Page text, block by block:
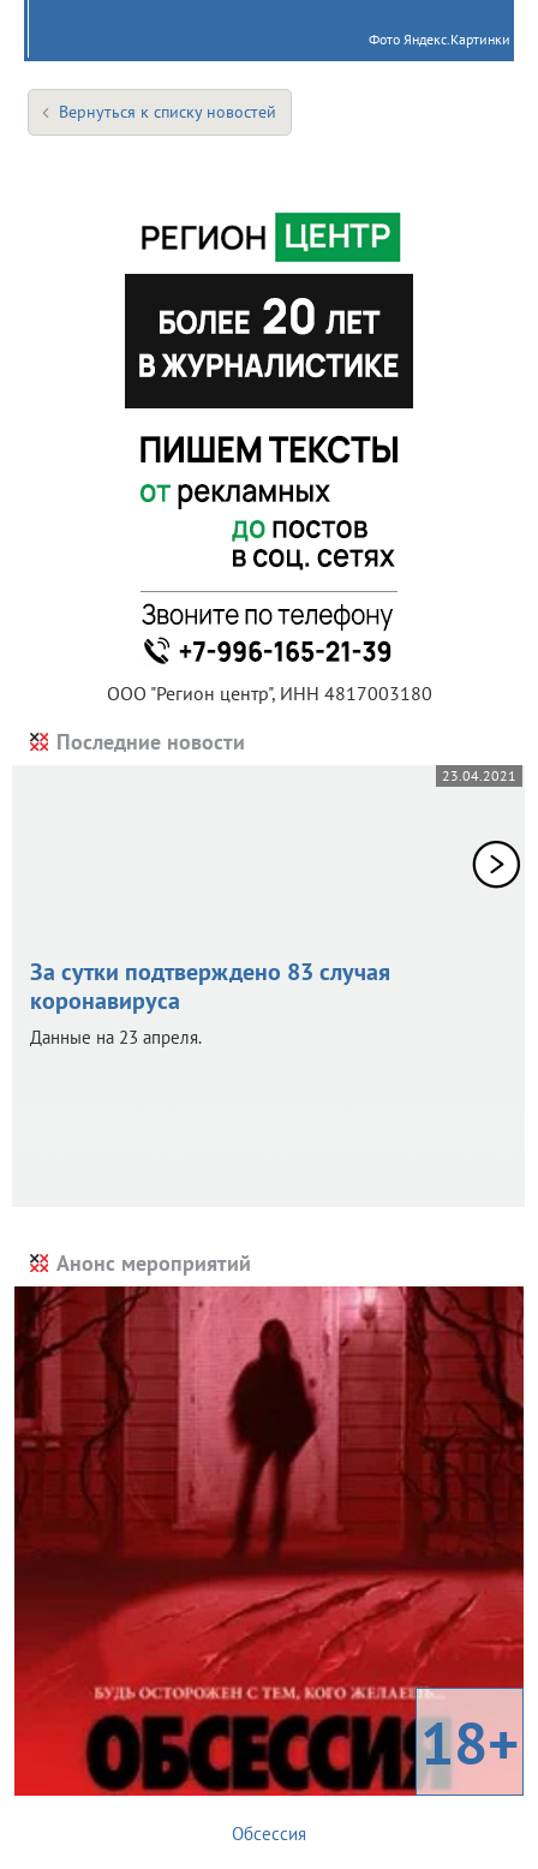
Фото Яндекс.Картинки
Вернуться к списку новостей
ООО "Регион центр", ИНН 4817003180
Последние новости
23.04.2021
За сутки подтверждено 83 случая
коронавируса
Данные на 23 апреля.
Анонс мероприятий
18+
Обсессия